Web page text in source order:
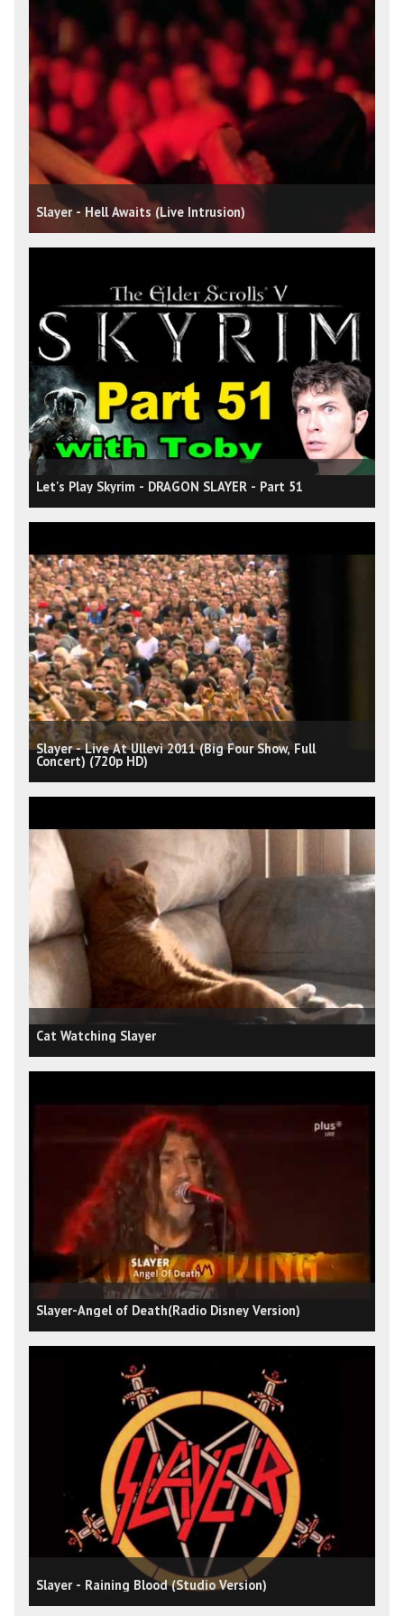
Slayer - Hell Awaits (Live Intrusion)
Let's Play Skyrim - DRAGON SLAYER - Part 51
Slayer - Live At Ullevi 2011 (Big Four Show, Full
Concert) (720p HD)
Cat Watching Slayer
Slayer-Angel of Death(Radio Disney Version)
Slayer - Raining Blood (Studio Version)